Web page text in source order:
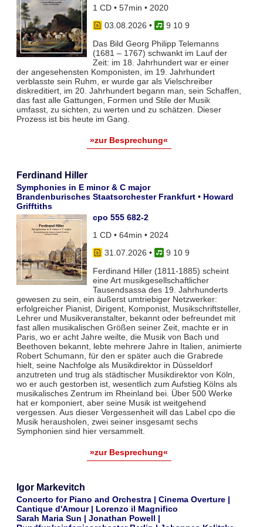
1 CD • 57min • 2020
03.08.2026 •
9 10 9
Das Bild Georg Philipp Telemanns
(1681 – 1767) schwankt im Lauf der
Zeit: im 18. Jahrhundert war er einer
der angesehensten Komponisten, im 19. Jahrhundert
verblasste sein Ruhm, er wurde gar als Vielschreiber
diskreditiert, im 20. Jahrhundert begann man, sein Schaffen,
das fast alle Gattungen, Formen und Stile der Musik
umfasst, zu sichten, zu werten und zu schätzen. Dieser
Prozess ist bis heute im Gang.
»zur Besprechung«
Ferdinand Hiller
Symphonies in E minor & C major
Brandenburisches Staatsorchester Frankfurt • Howard
Grifftiths
cpo 555 682-2
1 CD • 64min • 2024
31.07.2026 •
9 10 9
Ferdinand Hiller (1811-1885) scheint
eine Art musikgesellschaftlicher
Tausendsassa des 19. Jahrhunderts
gewesen zu sein, ein äußerst umtriebiger Netzwerker:
erfolgreicher Pianist, Dirigent, Komponist, Musikschriftsteller,
Lehrer und Musikveranstalter, bekannt oder befreundet mit
fast allen musikalischen Größen seiner Zeit, machte er in
Paris, wo er acht Jahre weilte, die Musik von Bach und
Beethoven bekannt, lebte mehrere Jahre in Italien, animierte
Robert Schumann, für den er später auch die Grabrede
hielt, seine Nachfolge als Musikdirektor in Düsseldorf
anzutreten und trug als städtischer Musikdirektor von Köln,
wo er auch gestorben ist, wesentlich zum Aufstieg Kölns als
musikalisches Zentrum im Rheinland bei. Über 500 Werke
hat er komponiert, aber seine Musik ist weitgehend
vergessen. Aus dieser Vergessenheit will das Label cpo die
Musik herausholen, zwei seiner insgesamt sechs
Symphonien sind hier versammelt.
»zur Besprechung«
Igor Markevitch
Concerto for Piano and Orchestra | Cinema Overture |
Cantique d'Amour | Lorenzo il Magnifico
Sarah Maria Sun | Jonathan Powell |